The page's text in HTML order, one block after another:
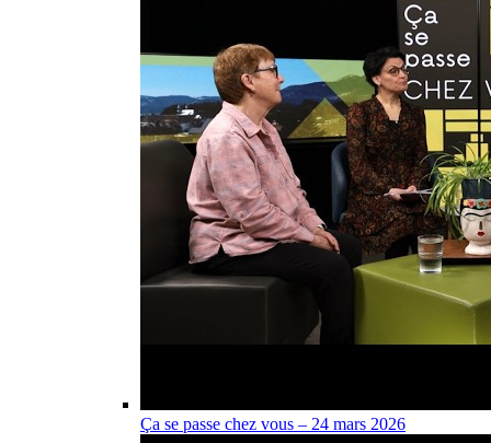
Ça se passe chez vous – 24 mars 2026